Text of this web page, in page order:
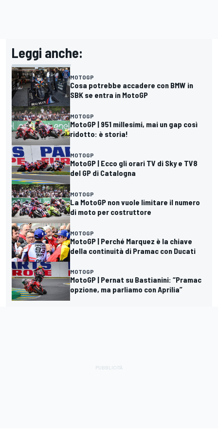
Leggi anche:
MOTOGP
Cosa potrebbe accadere con BMW in
SBK se entra in MotoGP
MOTOGP
MotoGP | 951 millesimi, mai un gap così
ridotto: è storia!
MOTOGP
MotoGP | Ecco gli orari TV di Sky e TV8
del GP di Catalogna
MOTOGP
La MotoGP non vuole limitare il numero
di moto per costruttore
MOTOGP
MotoGP | Perché Marquez è la chiave
della continuità di Pramac con Ducati
MOTOGP
MotoGP | Pernat su Bastianini: “Pramac
opzione, ma parliamo con Aprilia”